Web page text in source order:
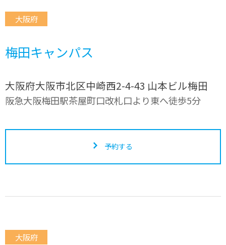
大阪府
梅田キャンパス
大阪府大阪市北区中崎西2-4-43 山本ビル梅田
阪急大阪梅田駅茶屋町口改札口より東へ徒歩5分
予約する
大阪府